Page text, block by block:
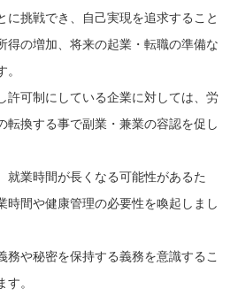
に挑戦でき、自己実現を追求すること
得の増加、将来の起業・転職の準備な
許可制にしている企業に対しては、労
転換する事で副業・兼業の容認を促し
就業時間が長くなる可能性があるた
時間や健康管理の必要性を喚起しまし
務や秘密を保持する義務を意識するこ
。